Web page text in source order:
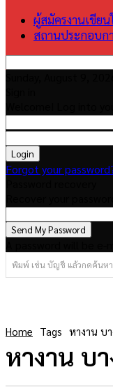
ผู้สมัครงานเขีย
สถานประกอบก
Forgot your
พิมพ์ เช่น บัญชี แล้วกดค้นหา
Home Tags หางาน บ
หางาน บ